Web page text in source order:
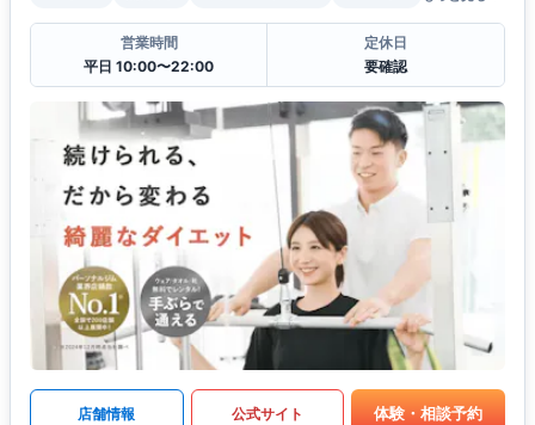
営業時間
平日 10:00〜22:00
定休日
要確認
店舗情報 公式サイト 体験・相談予約